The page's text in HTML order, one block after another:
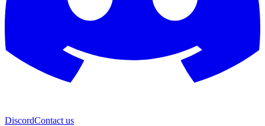
DiscordContact us